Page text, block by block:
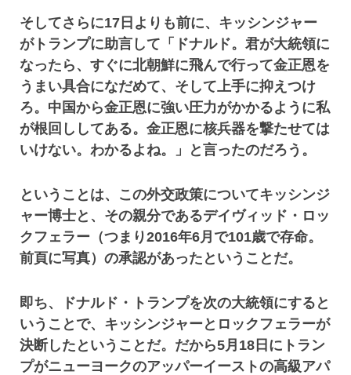
そしてさらに17日よりも前に、キッシンジャー
がトランプに助言して「ドナルド。君が大統領に
なったら、すぐに北朝鮮に飛んで行って金正恩を
うまい具合になだめて、そして上手に抑えつけ
ろ。中国から金正恩に強い圧力がかかるように私
が根回ししてある。金正恩に核兵器を撃たせては
いけない。わかるよね。」と言ったのだろう。
ということは、この外交政策についてキッシンジ
ャー博士と、その親分であるデイヴィッド・ロッ
クフェラー（つまり2016年6月で101歳で存命。
前頁に写真）の承認があったということだ。
即ち、ドナルド・トランプを次の大統領にすると
いうことで、キッシンジャーとロックフェラーが
決断したということだ。だから5月18日にトラン
プがニューヨークのアッパーイーストの高級アパ